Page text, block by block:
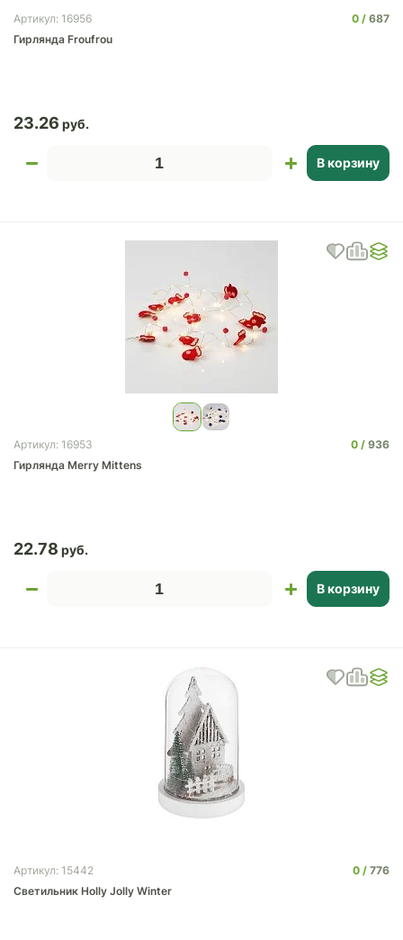
Артикул: 16956 0
687
Гирлянда Froufrou
23.26
В корзину
Артикул: 16953 0
936
Гирлянда Merry Mittens
22.78
В корзину
Артикул: 15442 0
776
Светильник Holly Jolly Winter